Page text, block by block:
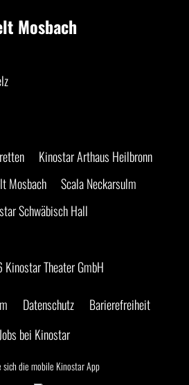
Mosbach
Kinostar Arthaus Heilbronn
Mosbach
Scala Neckarsulm
Schwäbisch Hall
Theater GmbH
Datenschutz
Barierefreiheit
Jobs bei Kinostar
sich die mobile Kinostar App